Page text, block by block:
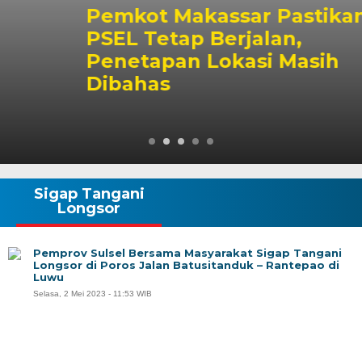
Pemkot Makassar Pastikan
PSEL Tetap Berjalan,
Penetapan Lokasi Masih
Dibahas
Sigap Tangani
Longsor
Pemprov Sulsel Bersama Masyarakat Sigap Tangani
Longsor di Poros Jalan Batusitanduk – Rantepao di
Luwu
Selasa, 2 Mei 2023 - 11:53 WIB